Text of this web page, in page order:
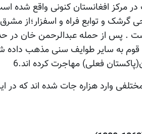
مرکز افغانستان کنونی واقع شده
گرشک و توابع فراه و اسفزار؛از
به سایر طوایف سنی مذهب داده
فعلی) مهاجرت کرده اند.6
وارد هزاره جات شده اند که در